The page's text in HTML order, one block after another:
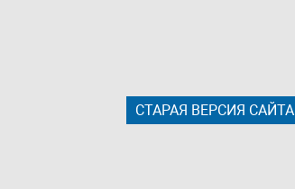
СТАРАЯ ВЕРСИЯ САЙТА